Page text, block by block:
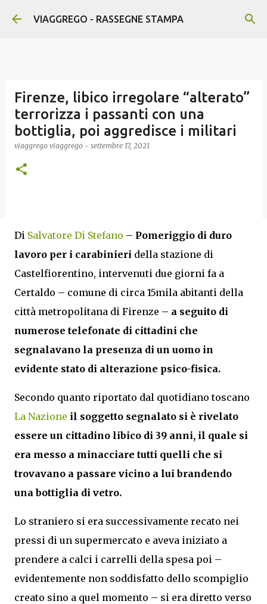
Passa ai contenuti principali
VIAGGREGO - RASSEGNE STAMPA
Firenze, libico irregolare “alterato”
terrorizza i passanti con una
bottiglia, poi aggredisce i militari
viaggrego viaggrego - settembre 17, 2021
Di Salvatore Di Stefano – Pomeriggio di duro
lavoro per i carabinieri della stazione di
Castelfiorentino, intervenuti due giorni fa a
Certaldo – comune di circa 15mila abitanti della
città metropolitana di Firenze – a seguito di
numerose telefonate di cittadini che
segnalavano la presenza di un uomo in
evidente stato di alterazione psico-fisica.
Secondo quanto riportato dal quotidiano toscano
La Nazione il soggetto segnalato si è rivelato
essere un cittadino libico di 39 anni, il quale si
era messo a minacciare tutti quelli che si
trovavano a passare vicino a lui brandendo
una bottiglia di vetro.
Lo straniero si era successivamente recato nei
pressi di un supermercato e aveva iniziato a
prendere a calci i carrelli della spesa poi –
evidentemente non soddisfatto dello scompiglio
creato sino a quel momento – si era diretto verso